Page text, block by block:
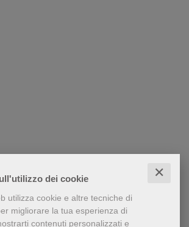
dei cookie ✕
utilizza cookie e altre tecniche di
migliorare la tua esperienza di
contenuti personalizzati e